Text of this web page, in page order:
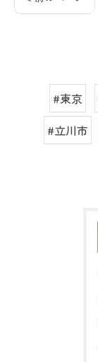
#東京
#立川市